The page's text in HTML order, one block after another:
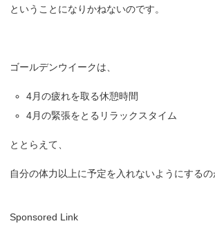
ということになりかねないのです。
ゴールデンウイークは、
4月の疲れを取る休憩時間
4月の緊張をとるリラックスタイム
ととらえて、
自分の体力以上に予定を入れないようにするの
Sponsored Link